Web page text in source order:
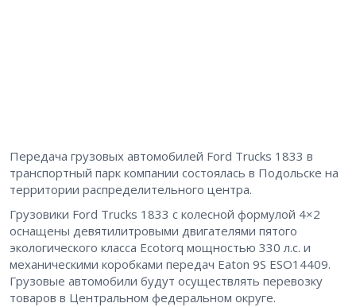
Передача грузовых автомобилей Ford Trucks 1833 в
транспортный парк компании состоялась в Подольске на
территории распределительного центра.
Грузовики Ford Trucks 1833 с колесной формулой 4×2
оснащены девятилитровыми двигателями пятого
экологического класса Ecotorq мощностью 330 л.с. и
механическими коробками передач Eaton 9S ESO14409.
Грузовые автомобили будут осуществлять перевозку
товаров в Центральном федеральном округе.